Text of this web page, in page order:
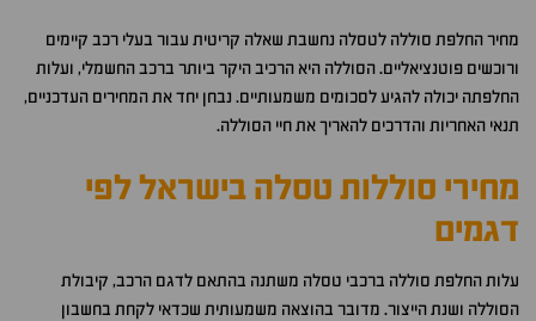
מחיר החלפת סוללה לטסלה נחשבת שאלה קריטית עבור בעלי רכב קיימים
ורוכשים פוטנציאליים. הסוללה היא הרכיב היקר ביותר ברכב החשמלי, ועלות
החלפתה יכולה להגיע לסכומים משמעותיים. נבחן יחד את המחירים העדכניים,
תנאי האחריות והדרכים להאריך את חיי הסוללה.
מחירי סוללות טסלה בישראל לפי
דגמים
עלות החלפת סוללה ברכבי טסלה משתנה בהתאם לדגם הרכב, קיבולת
הסוללה ושנת הייצור. מדובר בהוצאה משמעותית שכדאי לקחת בחשבון